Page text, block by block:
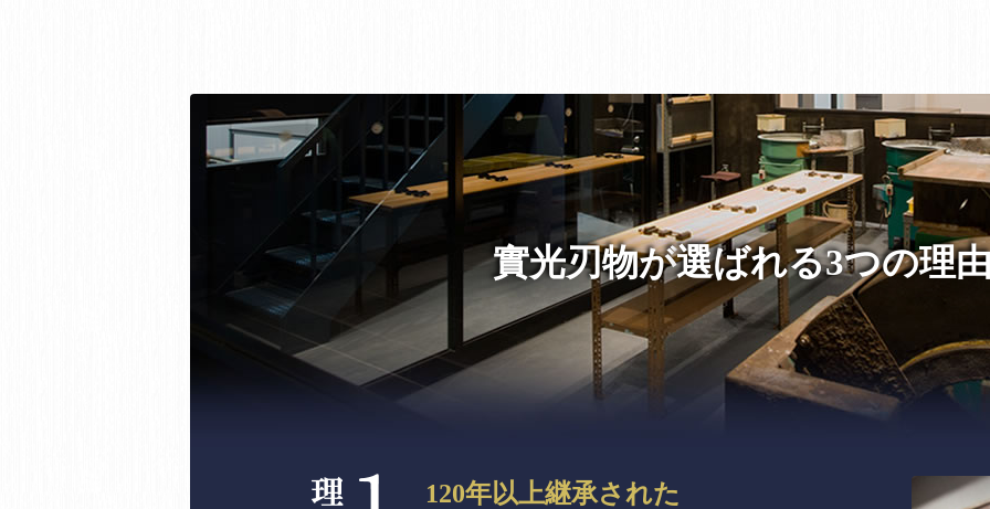
實光刃物が選ばれる3つの理
120年以上継承された